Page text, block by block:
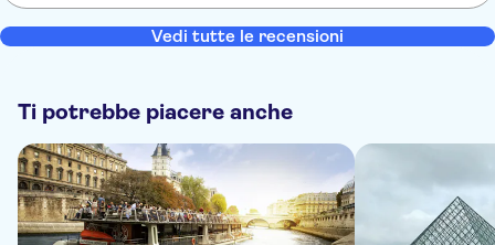
Vedi tutte le recensioni
Ti potrebbe piacere anche